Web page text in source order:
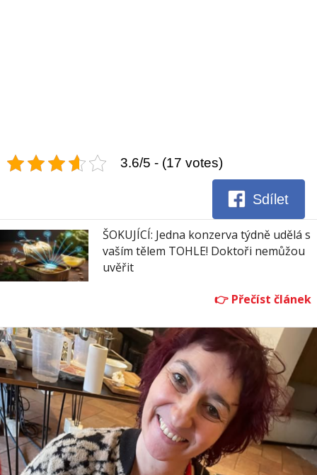
3.6/5 - (17 votes)
Sdílet
ŠOKUJÍCÍ: Jedna konzerva týdně udělá s
vaším tělem TOHLE! Doktoři nemůžou
uvěřit